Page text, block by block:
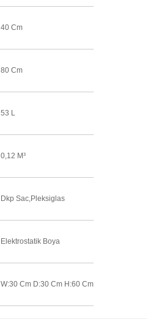
40 Cm
80 Cm
53 L
0,12 M³
Dkp Sac,pleksiglas
Elektrostatik Boya
W:30 Cm D:30 Cm H:60 Cm